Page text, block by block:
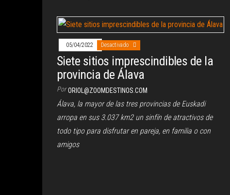
05/04/2022 Desactivado
Siete sitios imprescindibles de la
provincia de Álava
Por ORIOL@ZOOMDESTINOS.COM
Álava, la mayor de las tres provincias de Euskadi
arropa en sus 3.037 km2 un sinfín de atractivos de
todo tipo para disfrutar en pareja, en familia o con
amigos